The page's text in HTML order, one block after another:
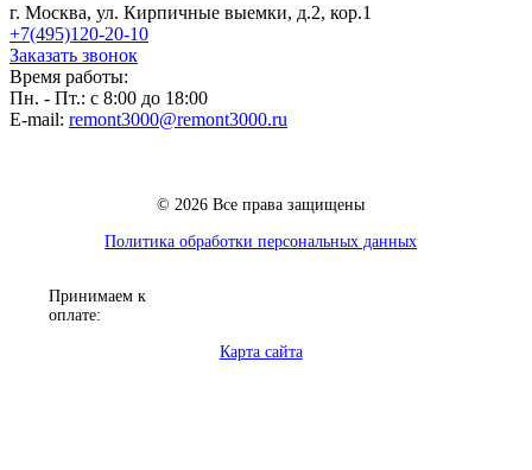
г. Москва, ул. Кирпичные выемки, д.2, кор.1
+7(495)120-20-10
Заказать звонок
Время работы:
Пн. - Пт.: с 8:00 до 18:00
E-mail: remont3000@remont3000.ru
© 2026 Все права защищены
Политика обработки персональных данных
Принимаем к
оплате:
Карта сайта